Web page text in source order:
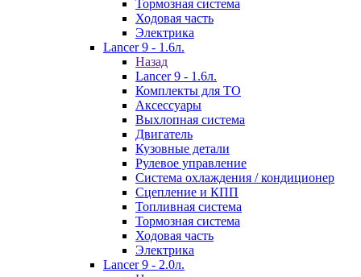
Тормозная система
Ходовая часть
Электрика
Lancer 9 - 1.6л.
Назад
Lancer 9 - 1.6л.
Комплекты для ТО
Аксессуары
Выхлопная система
Двигатель
Кузовные детали
Рулевое управление
Система охлаждения / кондиционер
Сцепление и КПП
Топливная система
Тормозная система
Ходовая часть
Электрика
Lancer 9 - 2.0л.